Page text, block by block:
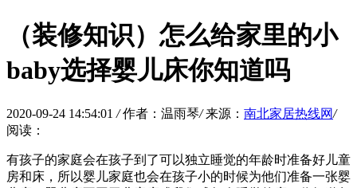
（装修知识）怎么给家里的小
baby选择婴儿床你知道吗
2020-09-24 14:54:01 / 作者：温雨琴/ 来源： 南北家居热线网/
阅读：
有孩子的家庭会在孩子到了可以独立睡觉的年龄时准备好儿童
房和床，所以婴儿家庭也会在孩子小的时候为他们准备一张婴